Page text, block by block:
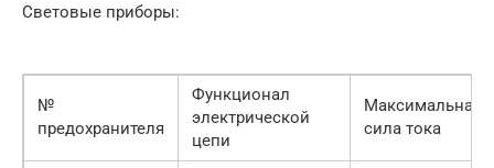
Световые приборы:
№
предохранителя
Функционал
электрической
цепи
Максимальная
сила тока